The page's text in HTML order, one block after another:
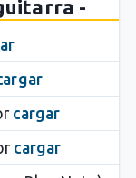
-
cargar
cargar